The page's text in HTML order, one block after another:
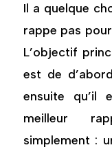
Il a quelque
rappe pas
L’objectif
est de
ensuite qu’il
meilleur
simplement :